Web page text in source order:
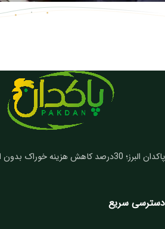
پاکدان البرز؛ 30درصد کاهش هزینه خوراک بدون افت تولید
دسترسی سریع